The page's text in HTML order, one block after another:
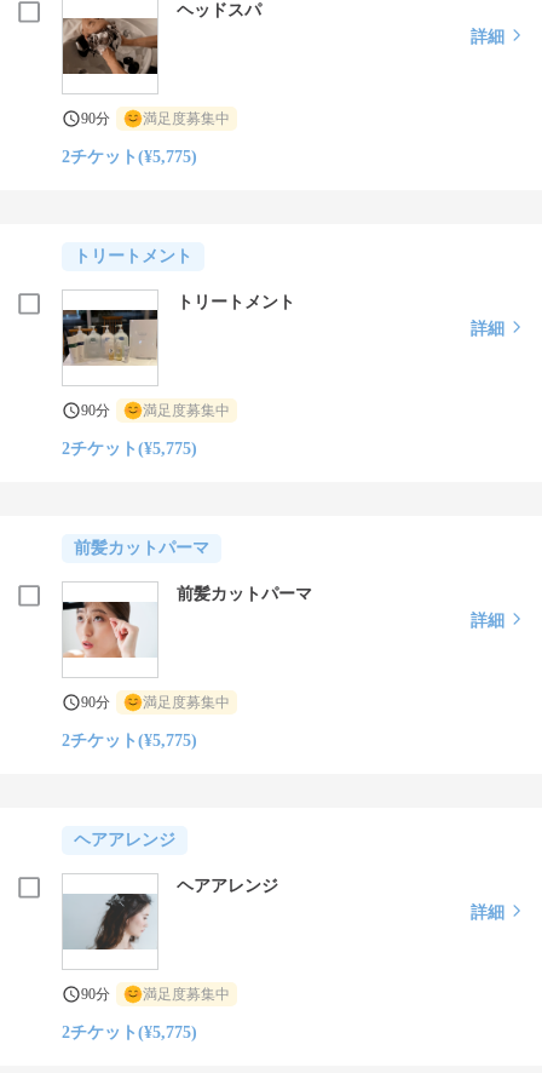
ヘッドスパ
詳細
90分 満足度募集中
2チケット(¥5,775)
トリートメント
トリートメント
詳細
90分 満足度募集中
2チケット(¥5,775)
前髪カットパーマ
前髪カットパーマ
詳細
90分 満足度募集中
2チケット(¥5,775)
ヘアアレンジ
ヘアアレンジ
詳細
90分 満足度募集中
2チケット(¥5,775)